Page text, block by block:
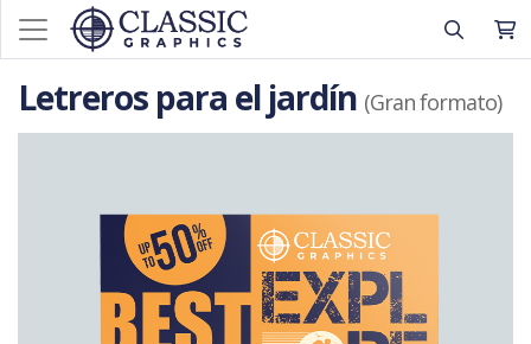
Letreros para el jardín (Gran formato)